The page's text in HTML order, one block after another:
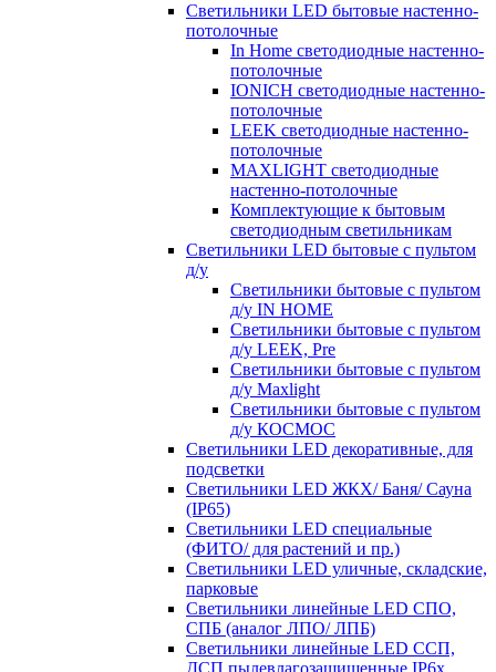
Светильники LED бытовые настенно-
потолочные
In Home светодиодные настенно-
потолочные
IONICH светодиодные настенно-
потолочные
LEEK светодиодные настенно-
потолочные
MAXLIGHT светодиодные
настенно-потолочные
Комплектующие к бытовым
светодиодным светильникам
Светильники LED бытовые с пультом
д/у
Светильники бытовые с пультом
д/у IN HOME
Светильники бытовые с пультом
д/у LEEK, Pre
Светильники бытовые с пультом
д/у Maxlight
Светильники бытовые с пультом
д/у КОСМОС
Светильники LED декоративные, для
подсветки
Светильники LED ЖКХ/ Баня/ Сауна
(IP65)
Светильники LED специальные
(ФИТО/ для растений и пр.)
Светильники LED уличные, складские,
парковые
Светильники линейные LED СПО,
СПБ (аналог ЛПО/ ЛПБ)
Светильники линейные LED ССП,